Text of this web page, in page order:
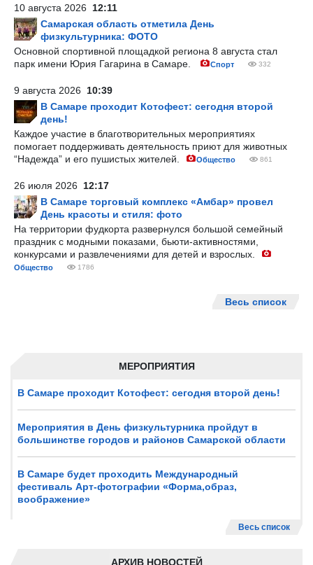
МЕРОПРИЯТИЯ
В Самаре проходит Котофест: сегодня второй день!
Мероприятия в День физкультурника пройдут в
большинстве городов и районов Самарской области
В Самаре будет проходить Международный
фестиваль Арт-фотографии «Форма,образ,
воображение»
Весь список
АРХИВ НОВОСТЕЙ
10 августа 2026 12:11
Самарская область отметила День
физкультурника: ФОТО
Основной спортивной площадкой региона 8 августа стал
парк имени Юрия Гагарина в Самаре.
Спорт 332
9 августа 2026 10:39
В Самаре проходит Котофест: сегодня второй
день!
Каждое участие в благотворительных мероприятиях
помогает поддерживать деятельность приют для животных
“Надежда” и его пушистых жителей.
Общество 861
26 июля 2026 12:17
В Самаре торговый комплекс «Амбар» провел
День красоты и стиля: фото
На территории фудкорта развернулся большой семейный
праздник с модными показами, бьюти-активностями,
конкурсами и развлечениями для детей и взрослых.
Общество 1786
Весь список